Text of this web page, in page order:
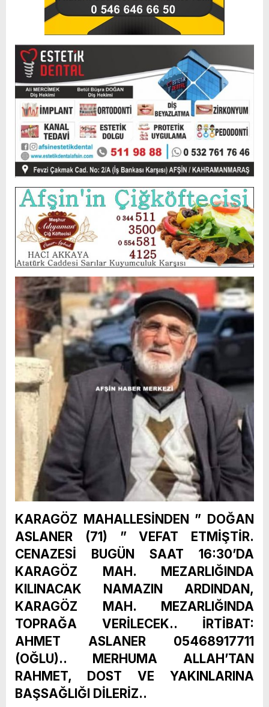
KARAGÖZ MAHALLESİNDEN ” DOĞAN
ASLANER (71) ” VEFAT ETMİŞTİR.
CENAZESİ BUGÜN SAAT 16:30’DA
KARAGÖZ MAH. MEZARLIĞINDA
KILINACAK NAMAZIN ARDINDAN,
KARAGÖZ MAH. MEZARLIĞINDA
TOPRAĞA VERİLECEK.. İRTİBAT:
AHMET ASLANER 05468917711
(OĞLU).. MERHUMA ALLAH’TAN
RAHMET, DOST VE YAKINLARINA
BAŞSAĞLIĞI DİLERİZ..